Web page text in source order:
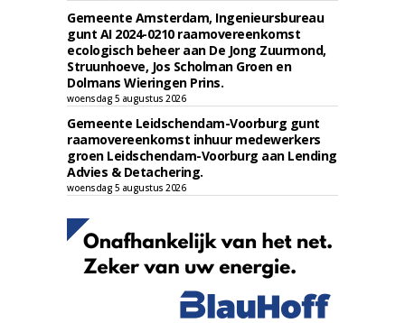
Gemeente Amsterdam, Ingenieursbureau
gunt AI 2024-0210 raamovereenkomst
ecologisch beheer aan De Jong Zuurmond,
Struunhoeve, Jos Scholman Groen en
Dolmans Wieringen Prins.
woensdag 5 augustus 2026
Gemeente Leidschendam-Voorburg gunt
raamovereenkomst inhuur medewerkers
groen Leidschendam-Voorburg aan Lending
Advies & Detachering.
woensdag 5 augustus 2026